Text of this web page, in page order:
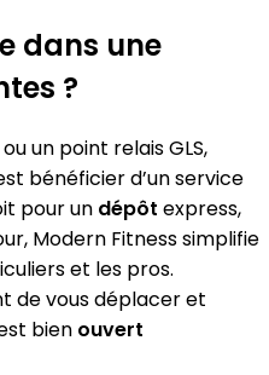
dans une
?
un point relais GLS,
bénéficier d’un service
pour un dépôt express,
Modern Fitness simplifie
et les pros.
de vous déplacer et
bien ouvert